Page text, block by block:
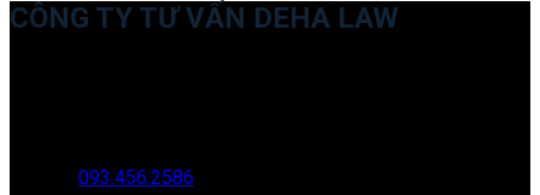
CÔNG TY TƯ VẤN DEHA LAW
093.456.2586